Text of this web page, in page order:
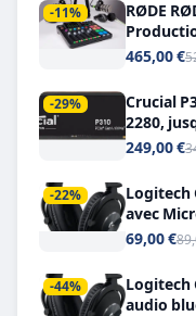
-11%
RØDE
Double
465,00 €
-29%
Crucial
2280,
249,00 €
-22%
Logitech
avec
69,00 €
-44%
Logitech
audio